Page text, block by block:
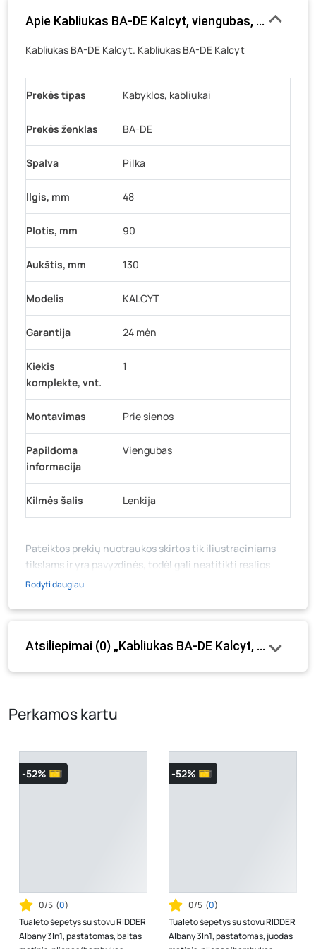
Veteranų g. 11, Visaginas- 0 vienetų
Baravykų g. 1, Druskininkai- 0 vienetų
K. Donelaičio g. 17, Rokiškis- 0 vienetų
Šaltupės g. 64, Zarasai- 0 vienetų
Apie Kabliukas BA-DE Kalcyt, viengubas, chromas,
Kabliukas BA-DE Kalcyt. Kabliukas BA-DE Kalcyt
Prekės tipas Kabyklos, kabliukai
Prekės ženklas BA-DE
Spalva Pilka
Ilgis, mm 48
Plotis, mm 90
Aukštis, mm 130
Modelis KALCYT
Garantija 24 mėn
Kiekis
komplekte, vnt.
1
Montavimas Prie sienos
Papildoma
informacija
Viengubas
Kilmės šalis Lenkija
Pateiktos prekių nuotraukos skirtos tik iliustraciniams
tikslams ir yra pavyzdinės, todėl gali neatitikti realios
prekių ir jų pakuotės išvaizdos, komplektacijos, spalvos ar
aprašymu) yra bendrinio pobūdžio, jame nebūtinai
internetinėje parduotuvėje bei fizinėse parduotuvėse
kaina, kuri galioja pirkimo metu.
Rodyti daugiau
Atsiliepimai (0) „Kabliukas BA-DE Kalcyt,
Perkamos kartu
-52%
0/5 (0)
Tualeto šepetys su stovu RIDDER
Albany 3In1, pastatomas, baltas
-52%
0/5 (0)
Tualeto šepetys su stovu RIDDER
Albany 3In1, pastatomas, juodas